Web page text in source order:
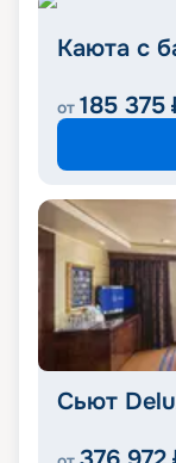
Каюта с
от 185 375
Сьют